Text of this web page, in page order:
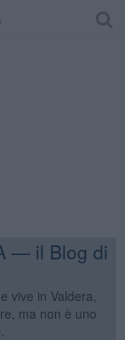
— il Blog di
vive in Valdera,
ma non è uno